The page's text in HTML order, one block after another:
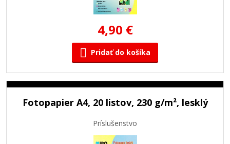
4,90 €
Pridať do košíka
Fotopapier A4, 20 listov, 230 g/m², lesklý
Príslušenstvo